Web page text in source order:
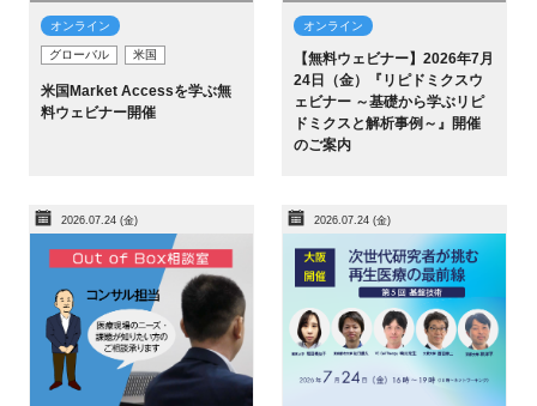
LINK-Jを知る
特別会員
FAQ
イベントお知らせメール登録
オンライン
グローバル 米国
米国Market Accessを学ぶ無
料ウェビナー開催
オンライン
【無料ウェビナー】2026年7月
24日（金）『リピドミクスウ
ェビナー ～基礎から学ぶリピ
ドミクスと解析事例～』開催
のご案内
2026.07.24 (金) 2026.07.24 (金)